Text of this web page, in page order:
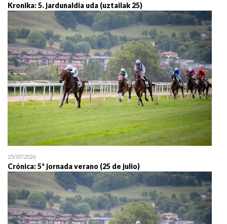
Kronika: 5. jardunaldia uda (uztailak 25)
25/07/2026
Crónica: 5ª jornada verano (25 de julio)